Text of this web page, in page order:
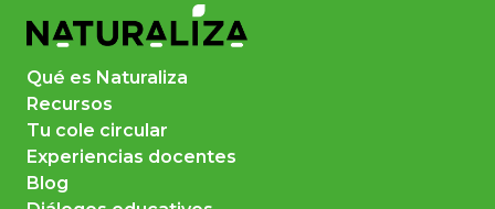
Qué es Naturaliza
Recursos
Tu cole circular
Experiencias docentes
Blog